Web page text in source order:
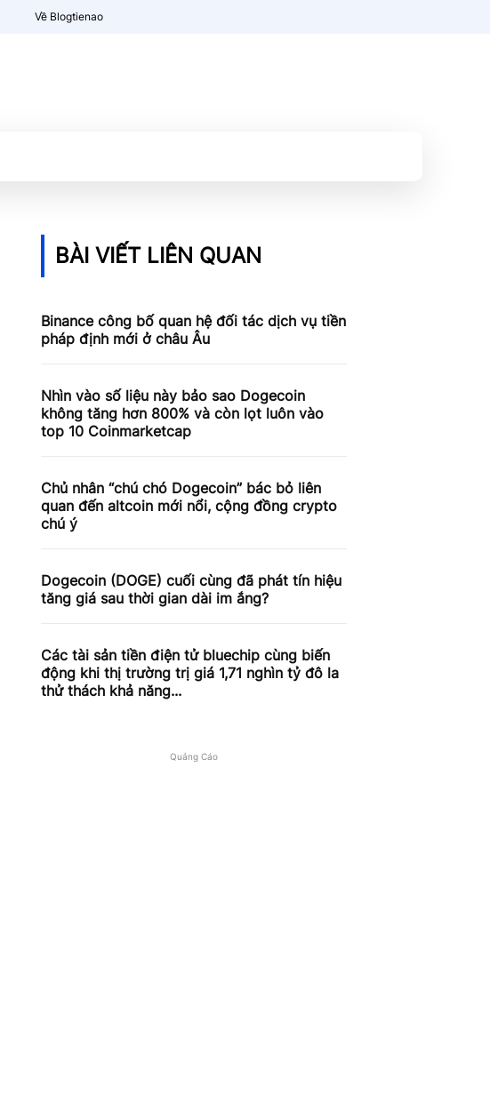
Về Blogtienao
BÀI VIẾT LIÊN QUAN
Binance công bố quan hệ đối tác dịch vụ tiền
pháp định mới ở châu Âu
Nhìn vào số liệu này bảo sao Dogecoin
không tăng hơn 800% và còn lọt luôn vào
top 10 Coinmarketcap
Chủ nhân “chú chó Dogecoin” bác bỏ liên
quan đến altcoin mới nổi, cộng đồng crypto
chú ý
Dogecoin (DOGE) cuối cùng đã phát tín hiệu
tăng giá sau thời gian dài im ắng?
Các tài sản tiền điện tử bluechip cùng biến
động khi thị trường trị giá 1,71 nghìn tỷ đô la
thử thách khả năng...
Quảng Cáo